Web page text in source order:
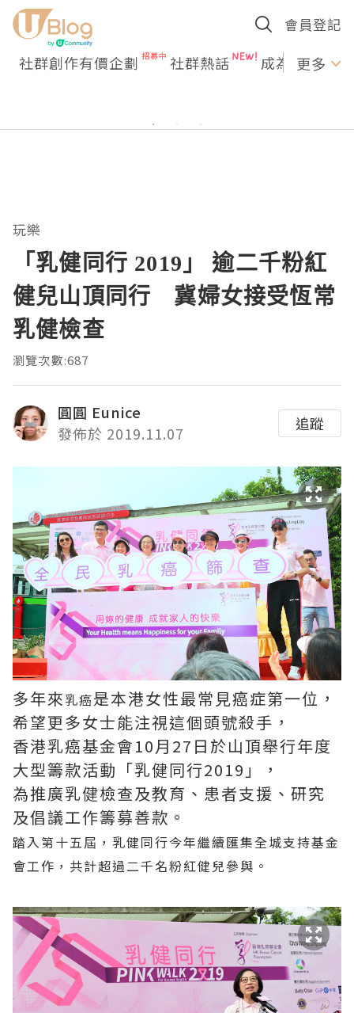
會員登記
社群創作有價企劃 社群熱話 成為U更多
玩樂
「乳健同行 2019」 逾二千粉紅
健兒山頂同行 冀婦女接受恆常
乳健檢查
瀏覽次數:687
圓圓 Eunice
發佈於 2019.11.07
追蹤
多年來乳癌是本港女性最常見癌症第一位，
希望更多女士能注視這個頭號殺手，
香港乳癌基金會10月27日 於山頂舉行年度
大型籌款活動「乳健同行2019 」
，
為推廣乳健檢查及教育、患者支援、研究
及倡議工作籌募善款。
踏入第十五屆，乳健同行今年繼續匯集全城支持基金
會工作， 共計超過二千名粉紅健兒參與 。